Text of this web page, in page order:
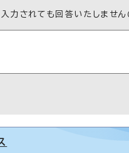
力されても回答いたしません